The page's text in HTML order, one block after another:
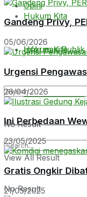
Opini
Hukum Kita
Informasi Publik
No Result
Hukum Kita
Informasi Publik
No Result
View All Result
Gandeng Privy,
05/06/2026
Urgensi
26/04/2026
Ini Perbedaan
23/05/2025
Gratis Ongkir
21/05/2025